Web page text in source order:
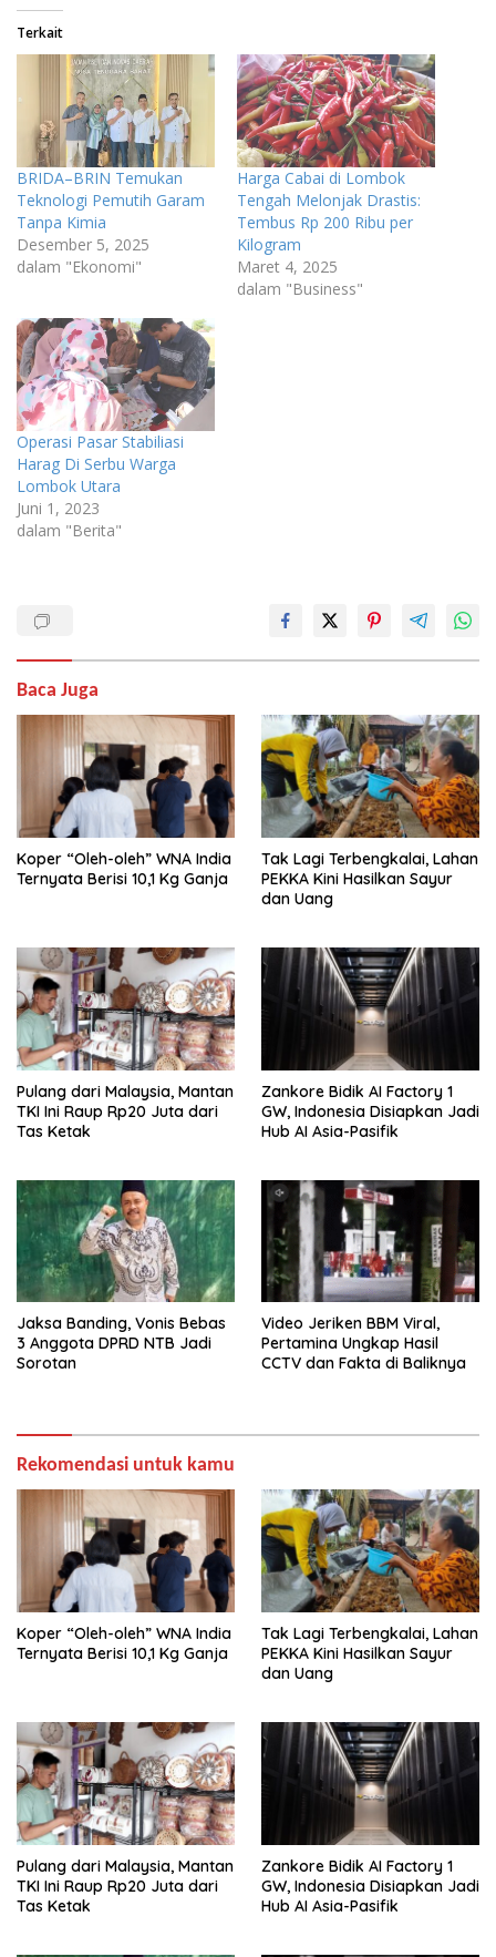
Terkait
BRIDA–BRIN Temukan
Teknologi Pemutih Garam
Tanpa Kimia
Desember 5, 2025
dalam "Ekonomi"
Harga Cabai di Lombok
Tengah Melonjak Drastis:
Tembus Rp 200 Ribu per
Kilogram
Maret 4, 2025
dalam "Business"
Operasi Pasar Stabiliasi
Harag Di Serbu Warga
Lombok Utara
Juni 1, 2023
dalam "Berita"
Baca Juga
Koper “Oleh-oleh” WNA India
Ternyata Berisi 10,1 Kg Ganja
Tak Lagi Terbengkalai, Lahan
PEKKA Kini Hasilkan Sayur
dan Uang
Pulang dari Malaysia, Mantan
TKI Ini Raup Rp20 Juta dari
Tas Ketak
Zankore Bidik AI Factory 1
GW, Indonesia Disiapkan Jadi
Hub AI Asia-Pasifik
Jaksa Banding, Vonis Bebas
3 Anggota DPRD NTB Jadi
Sorotan
Video Jeriken BBM Viral,
Pertamina Ungkap Hasil
CCTV dan Fakta di Baliknya
Rekomendasi untuk kamu
Koper “Oleh-oleh” WNA India
Ternyata Berisi 10,1 Kg Ganja
Tak Lagi Terbengkalai, Lahan
PEKKA Kini Hasilkan Sayur
dan Uang
Pulang dari Malaysia, Mantan
TKI Ini Raup Rp20 Juta dari
Tas Ketak
Zankore Bidik AI Factory 1
GW, Indonesia Disiapkan Jadi
Hub AI Asia-Pasifik